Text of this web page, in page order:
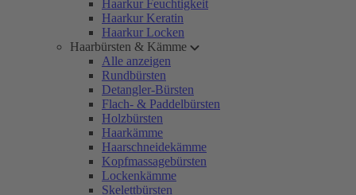
Haarkur Feuchtigkeit
Haarkur Keratin
Haarkur Locken
Haarbürsten & Kämme
Alle anzeigen
Rundbürsten
Detangler-Bürsten
Flach- & Paddelbürsten
Holzbürsten
Haarkämme
Haarschneidekämme
Kopfmassagebürsten
Lockenkämme
Skelettbürsten